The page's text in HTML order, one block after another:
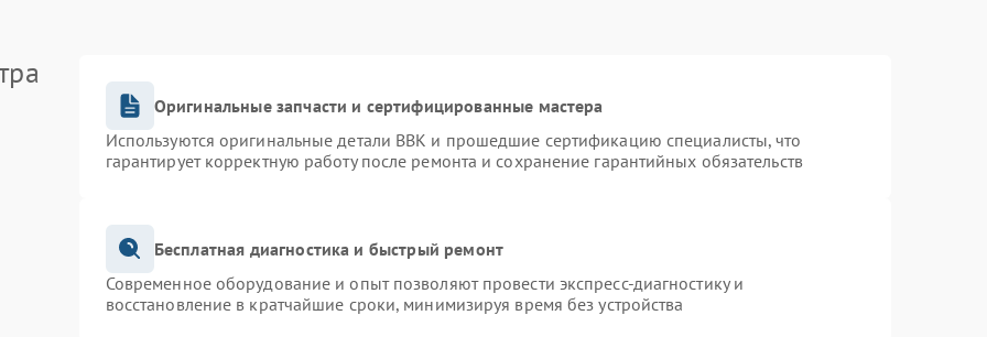
Оригинальные запчасти и сертифицированные мастера
Используются оригинальные детали BBK и прошедшие сертификацию специалисты, что
гарантирует корректную работу после ремонта и сохранение гарантийных обязательств
Бесплатная диагностика и быстрый ремонт
Современное оборудование и опыт позволяют провести экспресс-диагностику и
восстановление в кратчайшие сроки, минимизируя время без устройства